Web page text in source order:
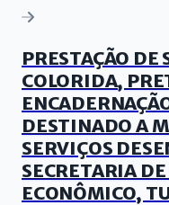
PRESTAÇÃO DE
COLORIDA,
DESTINADO A
SERVIÇOS
SECRETARIA
ECONÔMICO,